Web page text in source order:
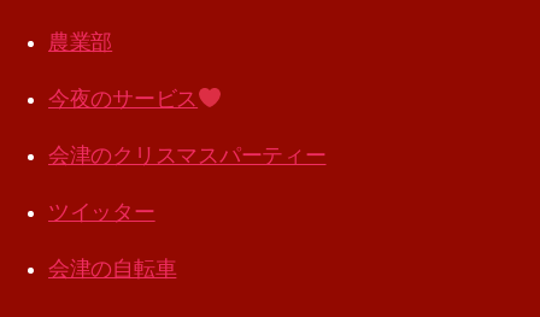
農業部
今夜のサービス
会津のクリスマスパーティー
ツイッター
会津の自転車